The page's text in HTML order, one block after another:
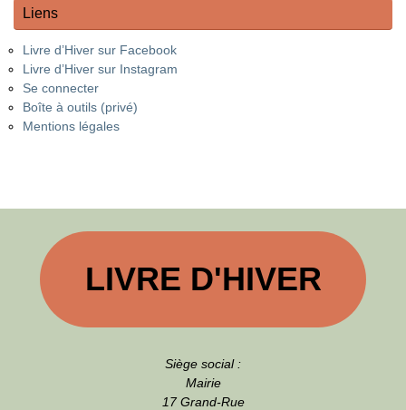
Liens
Livre d’Hiver sur Facebook
Livre d’Hiver sur Instagram
Se connecter
Boîte à outils (privé)
Mentions légales
LIVRE D'HIVER
Siège social :
Mairie
17 Grand-Rue